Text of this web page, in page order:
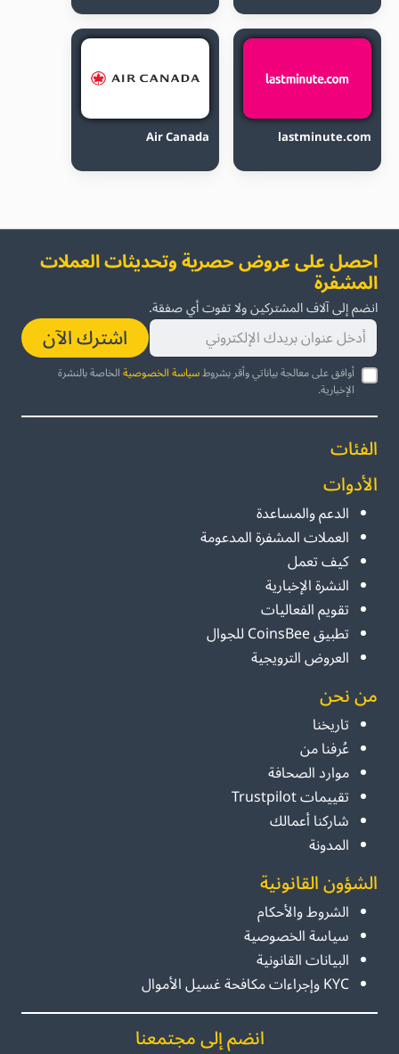
lastminute.com
Air Canada
احصل على عروض حصرية وتحديثات العملات
المشفرة
انضم إلى آلاف المشتركين ولا تفوت أي صفقة.
اشترك الآن
أوافق على معالجة بياناتي وأقر بشروطسياسة الخصوصيةالخاصة بالنشرة
الإخبارية.
الفئات
الأدوات
الدعم والمساعدة
العملات المشفرة المدعومة
كيف تعمل
النشرة الإخبارية
تقويم الفعاليات
تطبيق CoinsBee للجوال
العروض الترويجية
من نحن
تاريخنا
عُرفنا من
موارد الصحافة
تقييمات Trustpilot
شاركنا أعمالك
المدونة
الشؤون القانونية
الشروط والأحكام
سياسة الخصوصية
البيانات القانونية
KYC وإجراءات مكافحة غسيل الأموال
انضم إلى مجتمعنا